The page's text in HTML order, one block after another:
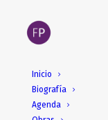
Inicio
Biografía
Agenda